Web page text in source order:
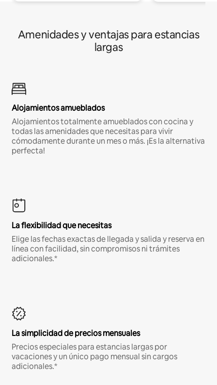
Amenidades y ventajas para estancias
largas
Alojamientos amueblados
Alojamientos totalmente amueblados con cocina y
todas las amenidades que necesitas para vivir
cómodamente durante un mes o más. ¡Es la alternativa
perfecta!
La flexibilidad que necesitas
Elige las fechas exactas de llegada y salida y reserva en
línea con facilidad, sin compromisos ni trámites
adicionales.*
La simplicidad de precios mensuales
Precios especiales para estancias largas por
vacaciones y un único pago mensual sin cargos
adicionales.*